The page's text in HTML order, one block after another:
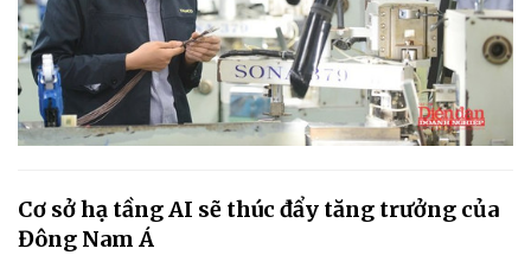
Cơ sở hạ tầng AI sẽ thúc đẩy tăng trưởng của
Đông Nam Á